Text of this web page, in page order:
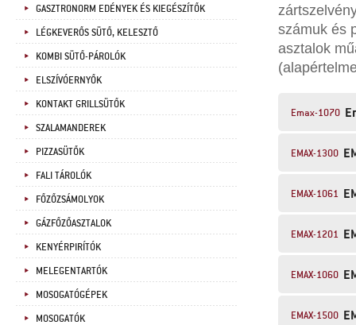
GASZTRONORM EDÉNYEK ÉS KIEGÉSZÍTŐK
LÉGKEVERŐS SÜTŐ, KELESZTŐ
KOMBI SÜTŐ-PÁROLÓK
ELSZÍVÓERNYŐK
KONTAKT GRILLSÜTŐK
SZALAMANDEREK
PIZZASÜTŐK
FALI TÁROLÓK
FŐZŐZSÁMOLYOK
GÁZFŐZŐASZTALOK
KENYÉRPIRÍTÓK
MELEGENTARTÓK
MOSOGATÓGÉPEK
MOSOGATÓK
számuk és
asztalok
Emax-1070
EMAX-1300
EMAX-1061
EMAX-1201
EMAX-1060
EMAX-1500